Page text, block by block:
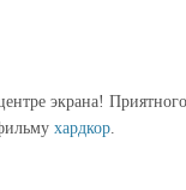
экрана!
хардкор.